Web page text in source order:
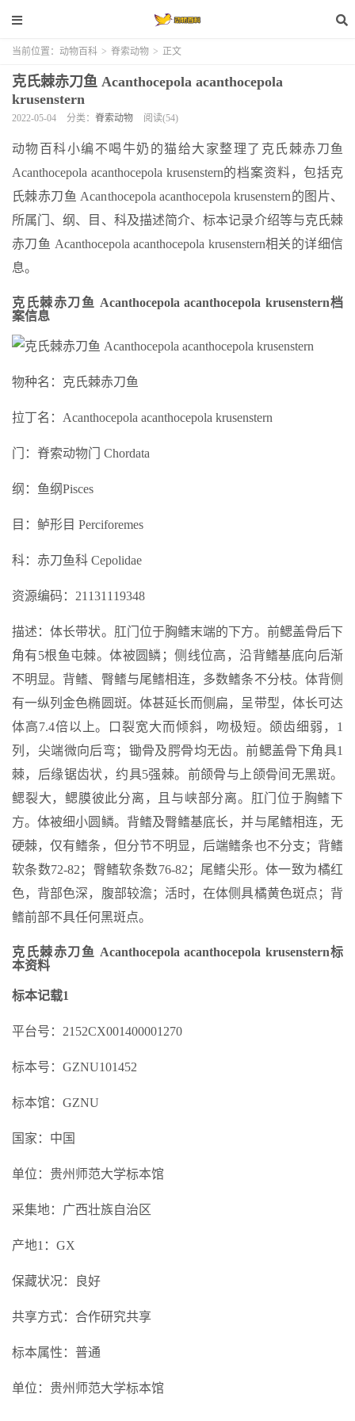
当前位置： 动物百科 > 脊索动物 > 正文
克氏棘赤刀鱼 Acanthocepola acanthocepola
krusenstern
2022-05-04 分类： 脊索动物 阅读(54)
动物百科小编不喝牛奶的猫给大家整理了克氏棘赤刀鱼
Acanthocepola acanthocepola krusenstern的档案资料，包括克
氏棘赤刀鱼 Acanthocepola acanthocepola krusenstern的图片、
所属门、纲、目、科及描述简介、标本记录介绍等与克氏棘
赤刀鱼 Acanthocepola acanthocepola krusenstern相关的详细信
息。
克氏棘赤刀鱼 Acanthocepola acanthocepola krusenstern档
案信息
物种名：克氏棘赤刀鱼
拉丁名：Acanthocepola acanthocepola krusenstern
门：脊索动物门 Chordata
纲：鱼纲Pisces
目：鲈形目 Perciforemes
科：赤刀鱼科 Cepolidae
资源编码：21131119348
描述：体长带状。肛门位于胸鳍末端的下方。前鳃盖骨后下
角有5根鱼屯棘。体被圆鳞；侧线位高，沿背鳍基底向后渐
不明显。背鳍、臀鳍与尾鳍相连，多数鳍条不分枝。体背侧
有一纵列金色椭圆斑。体甚延长而侧扁，呈带型，体长可达
体高7.4倍以上。口裂宽大而倾斜，吻极短。颌齿细弱，1
列，尖端微向后弯；锄骨及腭骨均无齿。前鳃盖骨下角具1
棘，后缘锯齿状，约具5强棘。前颌骨与上颌骨间无黑斑。
鳃裂大，鳃膜彼此分离，且与峡部分离。肛门位于胸鳍下
方。体被细小圆鳞。背鳍及臀鳍基底长，并与尾鳍相连，无
硬棘，仅有鳍条，但分节不明显，后端鳍条也不分支；背鳍
软条数72-82；臀鳍软条数76-82；尾鳍尖形。体一致为橘红
色，背部色深，腹部较澹；活时，在体侧具橘黄色斑点；背
鳍前部不具任何黑斑点。
克氏棘赤刀鱼 Acanthocepola acanthocepola krusenstern标
本资料
标本记载1
平台号：2152CX001400001270
标本号：GZNU101452
标本馆：GZNU
国家：中国
单位：贵州师范大学标本馆
采集地：广西壮族自治区
产地1：GX
保藏状况：良好
共享方式：合作研究共享
标本属性：普通
单位：贵州师范大学标本馆